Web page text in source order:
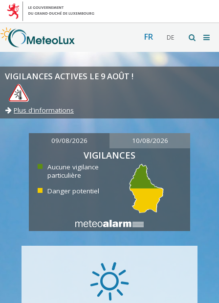
FR DE
VIGILANCES ACTIVES LE 9 AOÛT !
Plus d'informations
09/08/2026 10/08/2026
VIGILANCES
Aucune vigilance
particulière
Danger potentiel